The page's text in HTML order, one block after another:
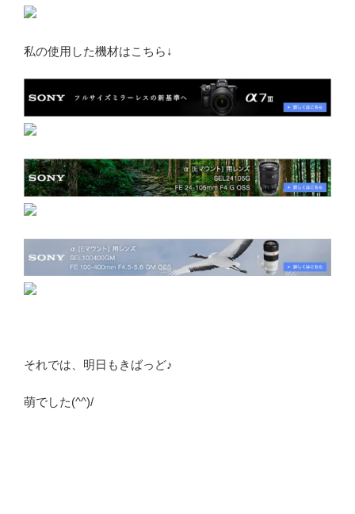
私の使用した機材はこちら↓
それでは、明日もきばっど♪
萌でした(^^)/